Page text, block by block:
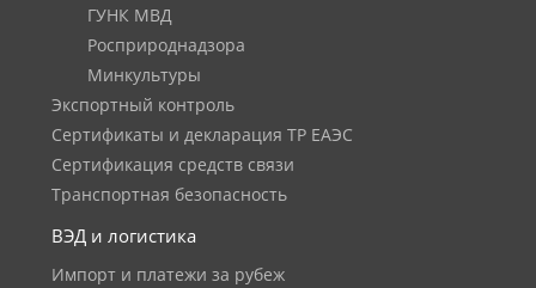
ГУНК МВД
Росприроднадзора
Минкультуры
Экспортный контроль
Сертификаты и декларация ТР ЕАЭС
Сертификация средств связи
Транспортная безопасность
ВЭД и логистика
Импорт и платежи за рубеж